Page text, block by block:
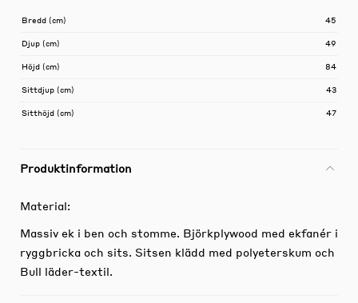
Bredd (cm) 45
Djup (cm) 49
Höjd (cm) 84
Sittdjup (cm) 43
Sitthöjd (cm) 47
Produktinformation
Material:
Massiv ek i ben och stomme. Björkplywood med ekfanér i
ryggbricka och sits. Sitsen klädd med polyeterskum och
Bull läder-textil.